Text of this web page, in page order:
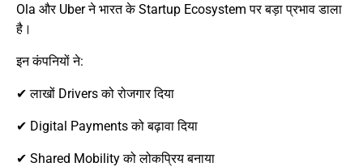
Ola और Uber ने भारत के Startup Ecosystem पर बड़ा प्रभाव डाला
है।
इन कंपनियों ने:
✔ लाखों Drivers को रोजगार दिया
✔ Digital Payments को बढ़ावा दिया
✔ Shared Mobility को लोकप्रिय बनाया